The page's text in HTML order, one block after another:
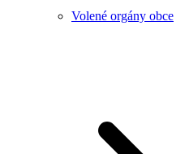
Volené orgány obce